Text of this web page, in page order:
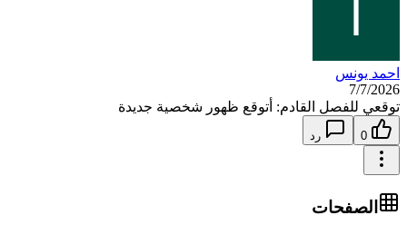
احمد يونس
7/7/2026
توقعي للفصل القادم: أتوقع ظهور شخصية جديدة
0 رد
الصفحات